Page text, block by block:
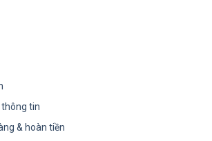
tin
& hoàn tiền